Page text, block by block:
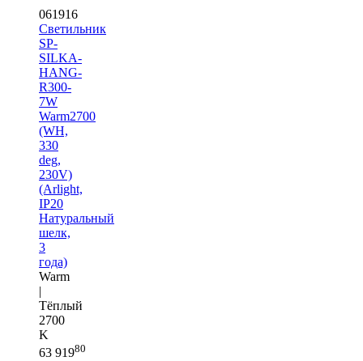
061916
Светильник
SP-
SILKA-
HANG-
R300-
7W
Warm2700
(WH,
330
deg,
230V)
(Arlight,
IP20
Натуральный
шелк,
3
года)
Warm
|
Тёплый
2700
K
63 91980